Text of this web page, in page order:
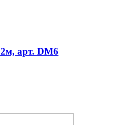
арт. DM6